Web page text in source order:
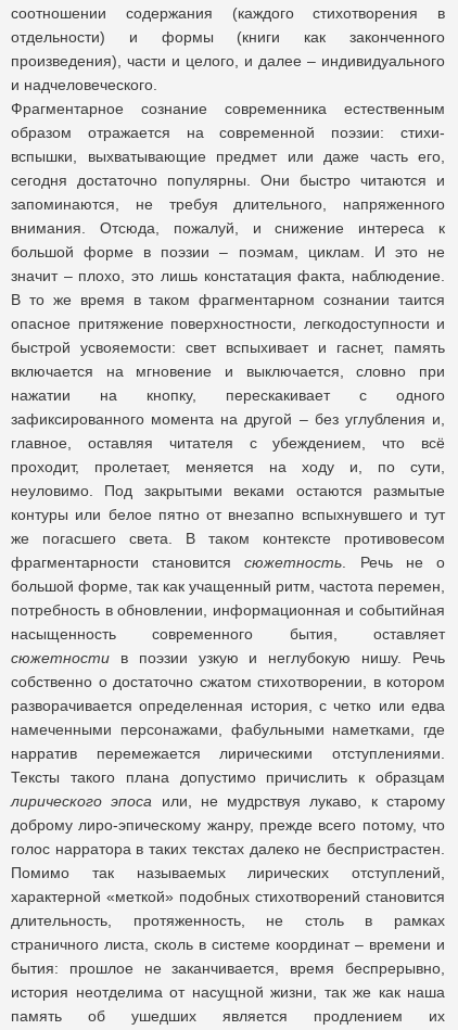
соотношении содержания (каждого стихотворения в
отдельности) и формы (книги как законченного
произведения), части и целого, и далее – индивидуального
и надчеловеческого.
Фрагментарное сознание современника естественным
образом отражается на современной поэзии: стихи-
вспышки, выхватывающие предмет или даже часть его,
сегодня достаточно популярны. Они быстро читаются и
запоминаются, не требуя длительного, напряженного
внимания. Отсюда, пожалуй, и снижение интереса к
большой форме в поэзии – поэмам, циклам. И это не
значит – плохо, это лишь констатация факта, наблюдение.
В то же время в таком фрагментарном сознании таится
опасное притяжение поверхностности, легкодоступности и
быстрой усвояемости: свет вспыхивает и гаснет, память
включается на мгновение и выключается, словно при
нажатии на кнопку, перескакивает с одного
зафиксированного момента на другой – без углубления и,
главное, оставляя читателя с убеждением, что всё
проходит, пролетает, меняется на ходу и, по сути,
неуловимо. Под закрытыми веками остаются размытые
контуры или белое пятно от внезапно вспыхнувшего и тут
же погасшего света. В таком контексте противовесом
фрагментарности становитсясюжетность . Речь не о
большой форме, так как учащенный ритм, частота перемен,
потребность в обновлении, информационная и событийная
насыщенность современного бытия, оставляет
сюжетности в поэзии узкую и неглубокую нишу. Речь
собственно о достаточно сжатом стихотворении, в котором
разворачивается определенная история, с четко или едва
намеченными персонажами, фабульными наметками, где
нарратив перемежается лирическими отступлениями.
Тексты такого плана допустимо причислить к образцам
лирического эпоса или, не мудрствуя лукаво, к старому
доброму лиро-эпическому жанру, прежде всего потому, что
голос нарратора в таких текстах далеко не беспристрастен.
Помимо так называемых лирических отступлений,
характерной «меткой» подобных стихотворений становится
длительность, протяженность, не столь в рамках
страничного листа, сколь в системе координат – времени и
бытия: прошлое не заканчивается, время беспрерывно,
история неотделима от насущной жизни, так же как наша
память об ушедших является продлением их